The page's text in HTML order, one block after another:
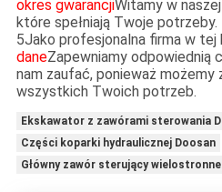
okres gwarancjiWitamy w
które spełniają Twoje potrzeby.
5Jako profesjonalna firma w tej
daneZapewniamy odpowiednią
nam zaufać, ponieważ
wszystkich Twoich potrzeb.
Ekskawator z zawórami sterowania
Części koparki hydraulicznej Doosan
Główny zawór sterujący